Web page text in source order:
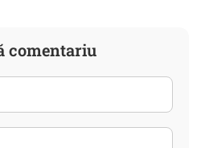
comentariu